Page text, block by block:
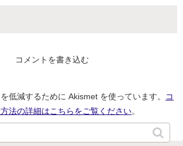
コメントを書き込む
低減するために Akismet を使っています。
コ
法の詳細はこちらをご覧ください。